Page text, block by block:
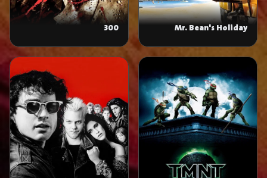
Mr. Bean's Holiday
300